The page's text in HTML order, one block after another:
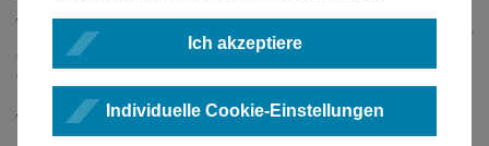
Ich akzeptiere
Individuelle Cookie-Einstellungen
Vollzugsschritt systemseitig anbeN (besonderes elektronisches
Notarpostfach)
übergeben und der Status des Vollzugsschritts
auf
Zum Versand abgegebengesetzt. Sobald der Vollzugsschritt
über beN erfolgreich versendet wurde, wechselt der Status des
Vollzugsschritts automatisch aufVersendet.